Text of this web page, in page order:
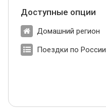
Доступные опции
Домашний регион
Поездки по России